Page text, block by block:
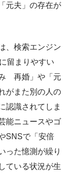
元夫」の存在が
、検索エンジン
留まりやすい
再婚」や「元
がまた別の人の
認識されてしま
能ニュースやゴ
SNSで「安倍
った憶測が繰り
ている状況が生